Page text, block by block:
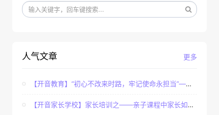
更多
人气文章
【开音教育】“初心不改来时路，牢记使命永担当”——...
【开音家长学校】家长培训之——亲子课程中家长如何辅...